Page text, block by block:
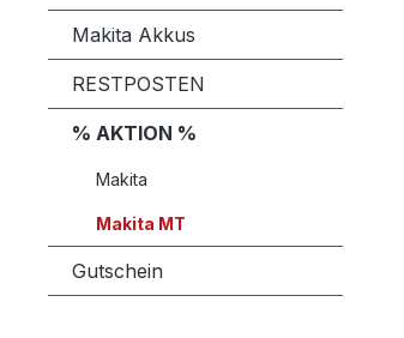
Makita Akkus
RESTPOSTEN
% AKTION %
Makita
Makita MT
Gutschein